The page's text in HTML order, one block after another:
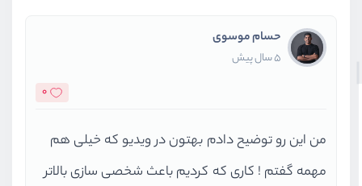
حسام موسوی
5 سال پیش
0
من این رو توضیح دادم بهتون در ویدیو که خیلی هم
مهمه گفتم ! کاری که کردیم باعث شخصی سازی بالاتر